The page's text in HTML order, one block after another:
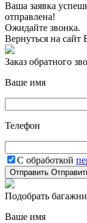
Ваша заявка
отправлена!
Ожидайте звонка.
Вернуться на сайт
Заказ обратного
Ваше имя
Телефон
С обработкой
Отправить
Подобрать
Ваше имя